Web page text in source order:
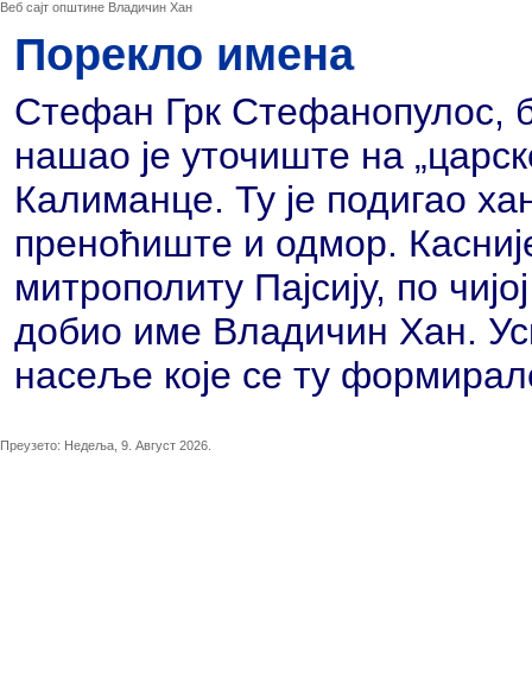
Веб сајт општине Владичин Хан
Порекло имена
Стефан Грк Стефанопулос,
нашао је уточиште на
Калиманце. Ту је подигао
преноћиште и одмор.
митрополиту Пајсију, по
добио име Владичин Хан.
насеље које се ту
Преузето: Недеља, 9. Август 2026.